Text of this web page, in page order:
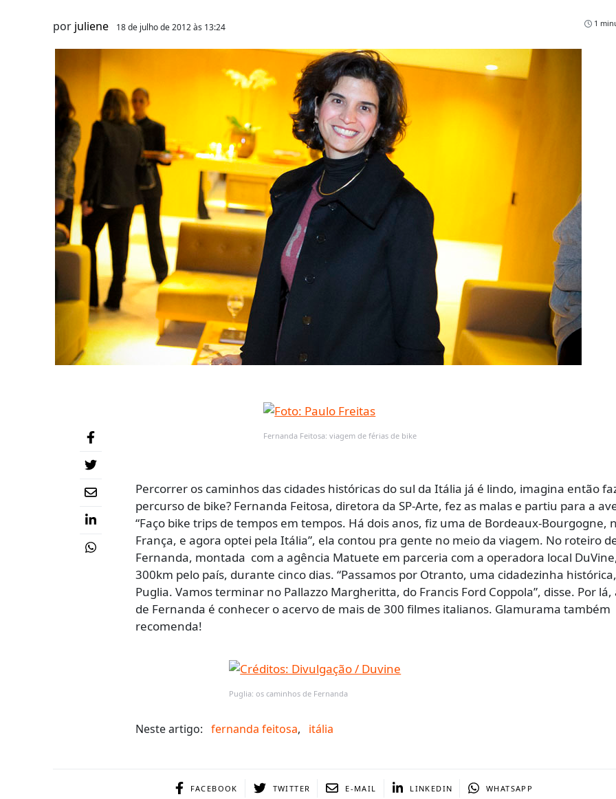
por juliene 18 de julho de 2012 às 13:24 1
Fernanda Feitosa: viagem de férias de bike
Percorrer os caminhos das cidades históricas do sul da Itália já é lindo, imagina então
percurso de bike? Fernanda Feitosa, diretora da SP-Arte, fez as malas e partiu para a
“Faço bike trips de tempos em tempos. Há dois anos, fiz uma de Bordeaux-Bourgogne,
França, e agora optei pela Itália”, ela contou pra gente no meio da viagem. No roteiro
Fernanda, montada com a agência Matuete em parceria com a operadora local
300km pelo país, durante cinco dias. “Passamos por Otranto, uma cidadezinha
Puglia. Vamos terminar no Pallazzo Margheritta, do Francis Ford Coppola”, disse. Por lá,
de Fernanda é conhecer o acervo de mais de 300 filmes italianos. Glamurama também
recomenda!
Puglia: os caminhos de Fernanda
Neste artigo: fernanda feitosa, itália
FACEBOOK TWITTER E-MAIL LINKEDIN WHATSAPP